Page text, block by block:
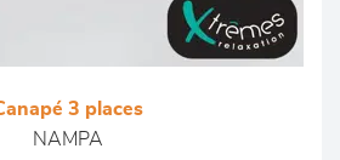
3 places
NAMPA